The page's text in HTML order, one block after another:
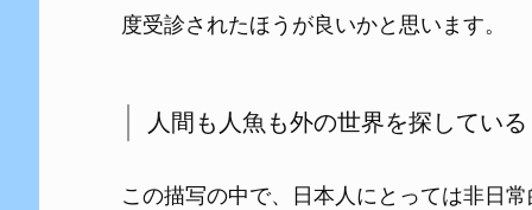
度受診されたほうが良いかと思います。
人間も人魚も外の世界を探している
この描写の中で、日本人にとっては非日